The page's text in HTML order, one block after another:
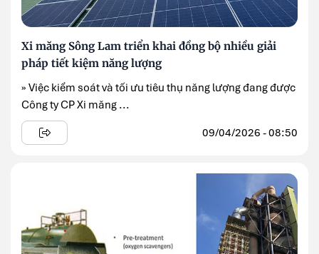
Xi măng Sông Lam triển khai đồng bộ nhiều giải
pháp tiết kiệm năng lượng
» Việc kiểm soát và tối ưu tiêu thụ năng lượng đang được
Công ty CP Xi măng ...
09/04/2026 - 08:50